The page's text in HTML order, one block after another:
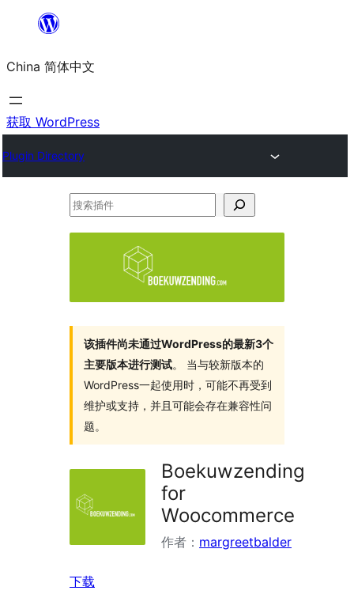
内
容
China 简体中文
获取 WordPress
Plugin Directory
搜
该插件尚未通过WordPress的最新3个
主要版本进行测试。 当与较新版本的
WordPress一起使用时，可能不再受到
维护或支持，并且可能会存在兼容性问
题。
Boekuwzending
for
Woocommerce
作者： margreetbalder
下载